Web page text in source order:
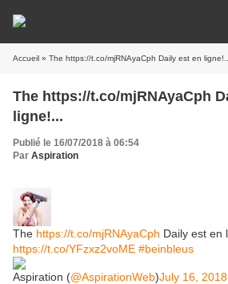
Accueil » The https://t.co/mjRNAyaCph Daily est en ligne!...
The https://t.co/mjRNAyaCph
ligne!...
Publié le 16/07/2018 à 06:54
Par Aspiration
The https://t.co/mjRNAyaCph Daily est en
https://t.co/YFzxz2voME #beinbleus
Aspiration (@AspirationWeb)July 16, 2018